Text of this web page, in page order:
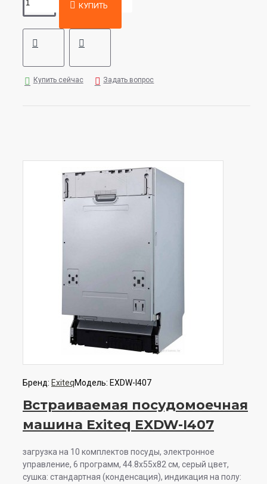
КУПИТЬ
Купить сейчас Задать вопрос
Бренд: ExiteqМодель: EXDW-I407
Встраиваемая посудомоечная
машина Exiteq EXDW-I407
загрузка на 10 комплектов посуды, электронное
управление, 6 программ, 44.8x55x82 см, серый цвет,
сушка: стандартная (конденсация), индикация на полу: